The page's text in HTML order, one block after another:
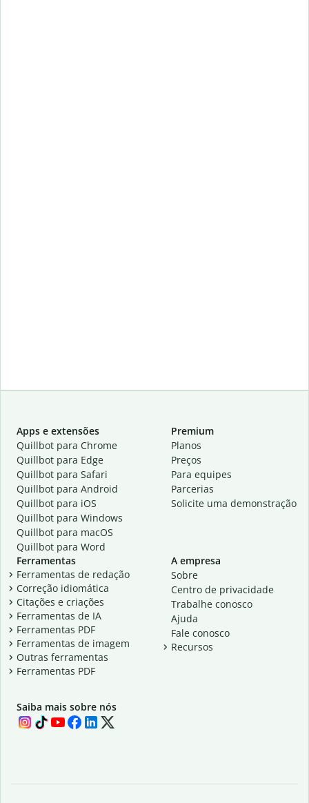
Apps e extensões
Quillbot para Chrome
Quillbot para Edge
Quillbot para Safari
Quillbot para Android
Quillbot para iOS
Quillbot para Windows
Quillbot para macOS
Quillbot para Word
Premium
Planos
Preços
Para equipes
Parcerias
Solicite uma demonstração
Ferramentas
Ferramentas de redação
Correção idiomática
Citações e criações
Ferramentas de IA
Ferramentas PDF
Ferramentas de imagem
Outras ferramentas
Ferramentas PDF
A empresa
Sobre
Centro de privacidade
Trabalhe conosco
Ajuda
Fale conosco
Recursos
Saiba mais sobre nós